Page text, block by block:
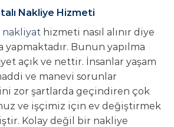
Nakliye Hizmeti
nakliyat hizmeti nasıl alınır diye
yapmaktadır. Bunun yapılma
açık ve nettir. İnsanlar yaşam
ve manevi sorunlar
zor şartlarda geçindiren çok
ve işçimiz için ev değiştirmek
Kolay değil bir nakliye